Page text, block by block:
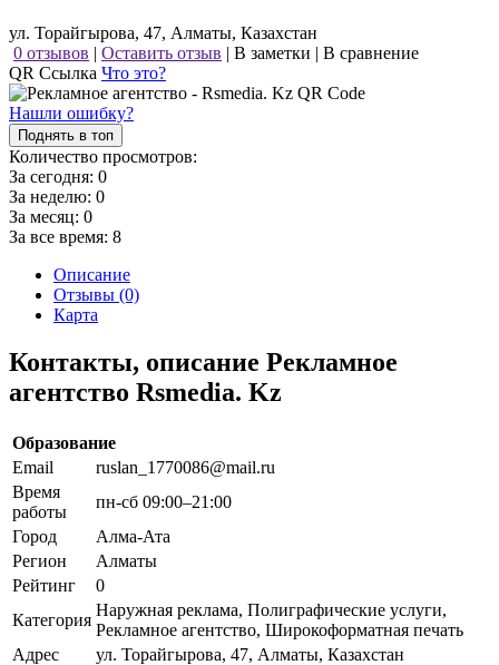
ул. Торайгырова, 47, Алматы, Казахстан
0 отзывов | Оставить отзыв | В заметки | В сравнение
QR Ссылка Что это?
Нашли ошибку?
Поднять в топ
Количество просмотров:
За сегодня: 0
За неделю: 0
За месяц: 0
За все время: 8
Описание
Отзывы (0)
Карта
Контакты, описание Рекламное
агентство Rsmedia. Kz
Образование
Email
ruslan_1770086@mail.ru
Время
работы
пн-сб 09:00–21:00
Город
Алма-Ата
Регион
Алматы
Рейтинг
0
Категория
Наружная реклама, Полиграфические услуги,
Рекламное агентство, Широкоформатная печать
Адрес
ул. Торайгырова, 47, Алматы, Казахстан